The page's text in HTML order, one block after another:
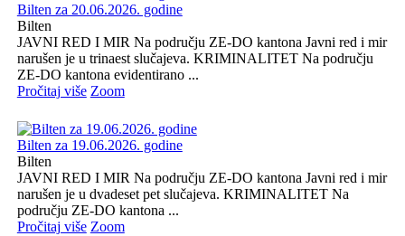
Bilten za 20.06.2026. godine
Bilten
JAVNI RED I MIR Na području ZE-DO kantona Javni red i mir
narušen je u trinaest slučajeva. KRIMINALITET Na području
ZE-DO kantona evidentirano ...
Pročitaj više Zoom
Bilten za 19.06.2026. godine
Bilten
JAVNI RED I MIR Na području ZE-DO kantona Javni red i mir
narušen je u dvadeset pet slučajeva. KRIMINALITET Na
području ZE-DO kantona ...
Pročitaj više Zoom